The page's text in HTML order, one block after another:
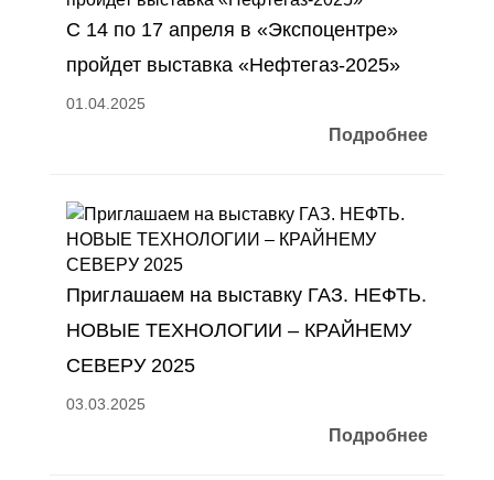
С 14 по 17 апреля в «Экспоцентре»
пройдет выставка «Нефтегаз-2025»
01.04.2025
Подробнее
Приглашаем на выставку ГАЗ. НЕФТЬ.
НОВЫЕ ТЕХНОЛОГИИ – КРАЙНЕМУ
СЕВЕРУ 2025
03.03.2025
Подробнее